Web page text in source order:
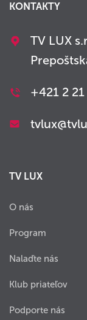
KONTAKTY
TV LUX
+421 2
TV LUX
O nás
Program
Nalaďte nás
Klub priateľov
Podporte nás